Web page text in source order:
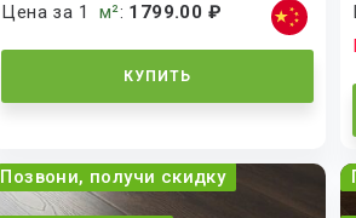
Цена за 1 м²: 1799.00 ₽
КУПИТЬ
Позвони, получи скидку